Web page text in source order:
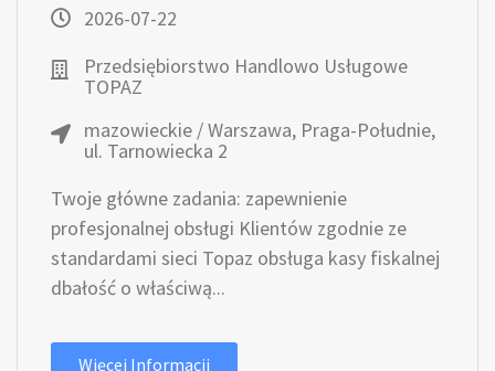
2026-07-22
Przedsiębiorstwo Handlowo Usługowe
TOPAZ
mazowieckie / Warszawa, Praga-Południe,
ul. Tarnowiecka 2
Twoje główne zadania: zapewnienie
profesjonalnej obsługi Klientów zgodnie ze
standardami sieci Topaz obsługa kasy fiskalnej
dbałość o właściwą...
Więcej Informacji